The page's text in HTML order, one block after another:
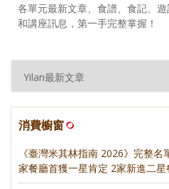
各單元最新文章、食譜、食記、
和講座訊息，第一手完整掌握！
消費櫥窗
《臺灣米其林指南 2026》完整
家餐廳首獲一星肯定 2家新進二星